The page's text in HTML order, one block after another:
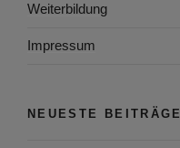
Weiterbildung
Impressum
NEUESTE BEITRÄGE